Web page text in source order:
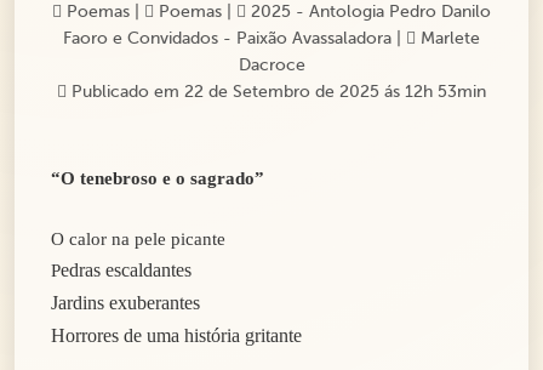
Poemas Poemas
2025 - Antologia Pedro Danilo
Faoro e Convidados - Paixão Avassaladora
Marlete
Dacroce
Publicado em 22 de Setembro de 2025 ás 12h 53min
“O tenebroso e o sagrado”
O calor na pele picante
Pedras escaldantes
Jardins exuberantes
Horrores de uma história gritante